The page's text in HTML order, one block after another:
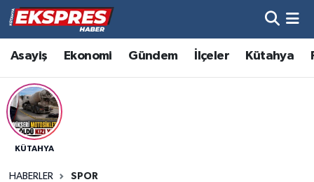
Asayiş Ekonomi Gündem İlçeler Kütahya
KÜTAHYA
HABERLER SPOR
Altıntaş
Asayiş
Aslanapa
Hava Durumu
Trafik Durumu
Süper Lig Puan Durumu ve Fikstür